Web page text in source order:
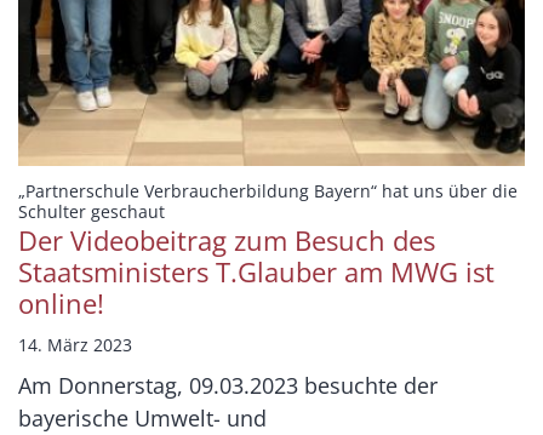
„Partnerschule Verbraucherbildung Bayern“ hat uns über die
Schulter geschaut:
Der Videobeitrag zum Besuch des
Staatsministers T.Glauber am MWG ist
online!
14. März 2023
Am Donnerstag, 09.03.2023 besuchte der
bayerische Umwelt- und